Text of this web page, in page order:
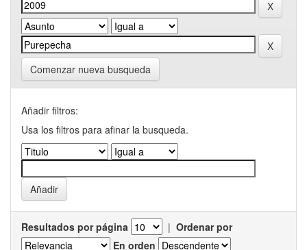
Comenzar nueva busqueda
Añadir filtros:
Usa los filtros para afinar la busqueda.
Resultados por página | Ordenar por
En orden